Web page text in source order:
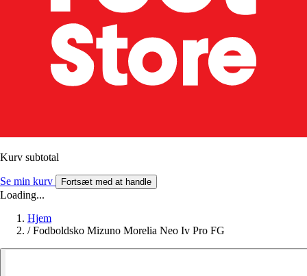
Kurv subtotal
Se min kurv Fortsæt med at handle
Loading...
Hjem
/ Fodboldsko Mizuno Morelia Neo Iv Pro FG